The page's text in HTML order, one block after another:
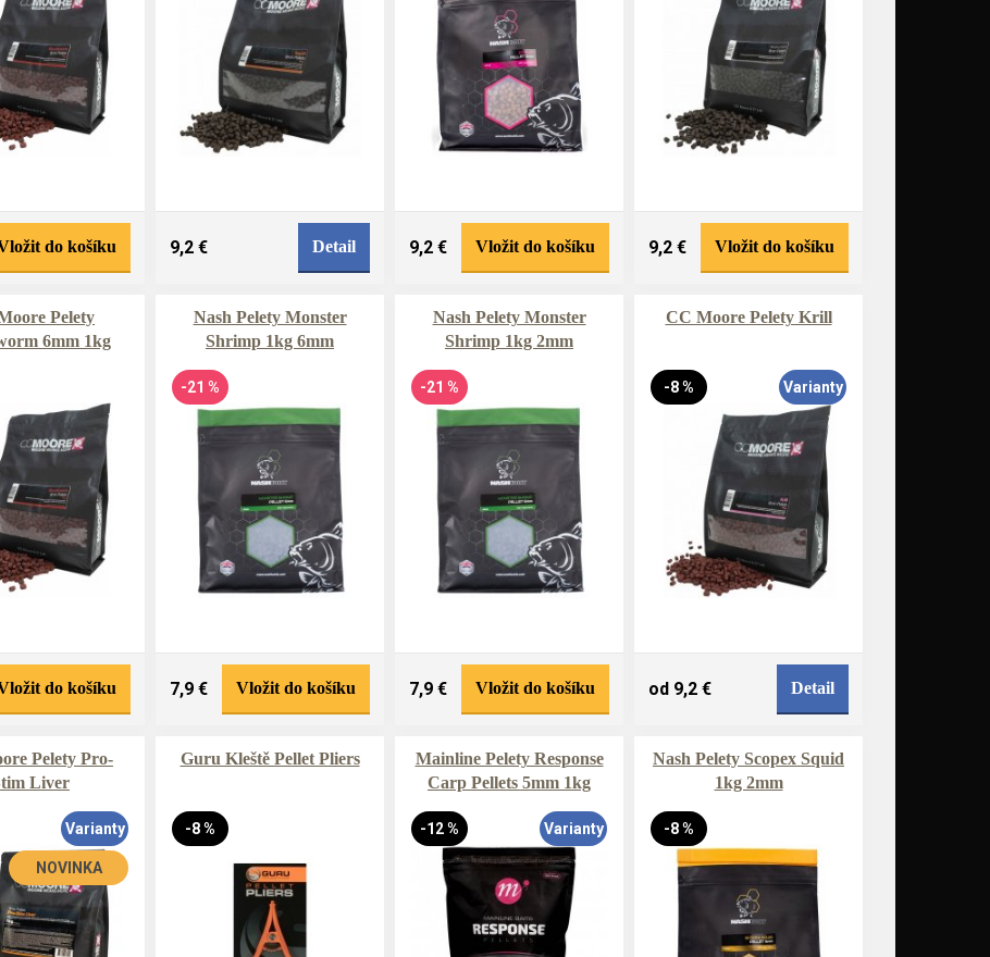
do košíku 9,2 € Detail 9,2 € Vložit do košíku 9,2 € Vložit do košíku
Pelety
6mm 1kg
do košíku
Nash Pelety Monster
Shrimp 1kg 6mm
-21 %
7,9 € Vložit do košíku
Nash Pelety Monster
Shrimp 1kg 2mm
-21 %
7,9 € Vložit do košíku
CC Moore Pelety Krill
-8 % Varianty
od 9,2 € Detail
Pelety Pro-
Liver
NOVINKA
Varianty
Guru Kleště Pellet Pliers
-8 %
Mainline Pelety Response
Carp Pellets 5mm 1kg
-12 % Varianty
Nash Pelety Scopex Squid
1kg 2mm
-8 %